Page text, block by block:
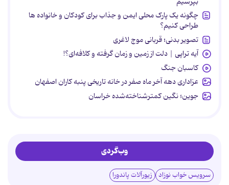
چگونه یک پارک محلی ایمن و جذاب برای کودکان و خانواده ها
طراحی کنیم؟
تصویر بدنی؛ قربانی موج لاغری
آیه تراپی | دلت از زمین و زمان گرفته و کلافه‌ای؟!
کاسبان جنگ
عزاداری دهه آخر ماه صفر در خانه تاریخی پنبه کاران اصفهان
جوین؛ نگین کمترشناخته‌شده خراسان
وب‌گردی
سرویس خواب نوزاد زیورآلات پاندورا